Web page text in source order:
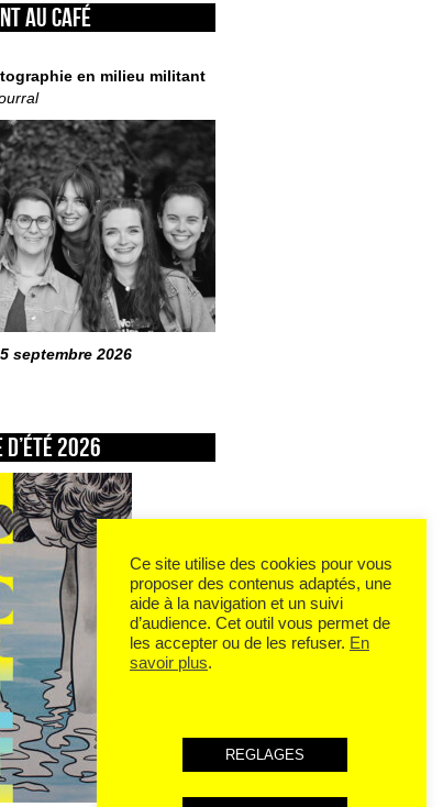
au café
en milieu militant
septembre 2026
2026
Ce site utilise des cookies pour vous
proposer des contenus adaptés, une
aide à la navigation et un suivi
d’audience. Cet outil vous permet de
les accepter ou de les refuser. En
savoir plus.
REGLAGES